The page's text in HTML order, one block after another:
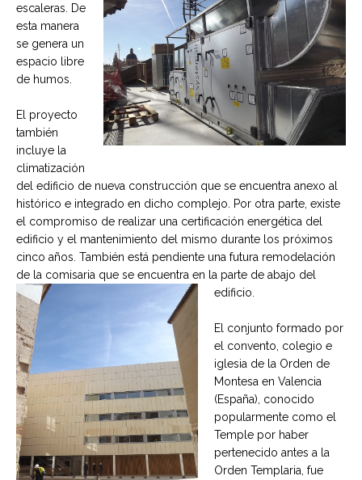
escaleras. De
esta manera
se genera un
espacio libre
de humos.
El proyecto
también
incluye la
climatización
del edificio de nueva construcción que se encuentra anexo al
histórico e integrado en dicho complejo. Por otra parte, existe
el compromiso de realizar una certificación energética del
edificio y el mantenimiento del mismo durante los próximos
cinco años. También está pendiente una futura remodelación
de la comisaria que se encuentra en la parte de abajo del
edificio.
El conjunto formado por
el convento, colegio e
iglesia de la Orden de
Montesa en Valencia
(España), conocido
popularmente como el
Temple por haber
pertenecido antes a la
Orden Templaria, fue